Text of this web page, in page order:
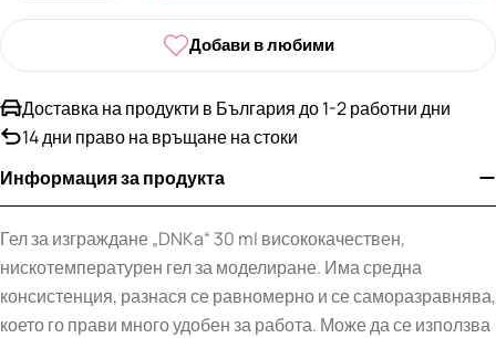
Добави в любими
Доставка на продукти в България до 1-2 работни дни
14 дни право на връщане на стоки
Информация за продукта
Гел за изграждане „DNKa“ 30 ml висококачествен,
нискотемпературен гел за моделиране. Има средна
консистенция, разнася се равномерно и се саморазравнява,
което го прави много удобен за работа. Може да се използва